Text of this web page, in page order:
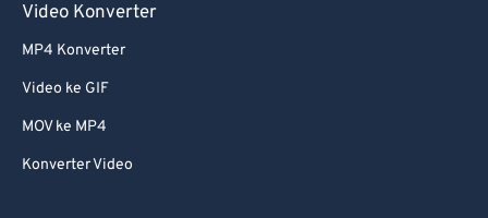
Video Konverter
MP4 Konverter
Video ke GIF
MOV ke MP4
Konverter Video